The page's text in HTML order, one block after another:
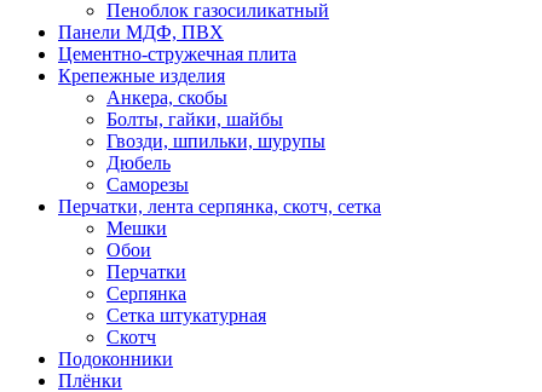
Пеноблок газосиликатный
Панели МДФ, ПВХ
Цементно-стружечная плита
Крепежные изделия
Анкера, скобы
Болты, гайки, шайбы
Гвозди, шпильки, шурупы
Дюбель
Саморезы
Перчатки, лента серпянка, скотч, сетка
Мешки
Обои
Перчатки
Серпянка
Сетка штукатурная
Скотч
Подоконники
Плёнки